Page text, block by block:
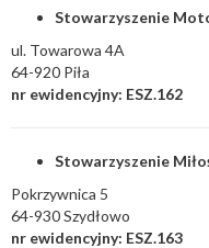
Stowarzyszenie
ul. Towarowa 4A
64-920 Piła
nr ewidencyjny: ESZ.162
Stowarzyszenie
Pokrzywnica 5
64-930 Szydłowo
nr ewidencyjny: ESZ.163